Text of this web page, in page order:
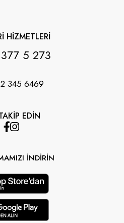
HİZMETLERİ
5 273
345 6469
EDİN
İNDİRİN